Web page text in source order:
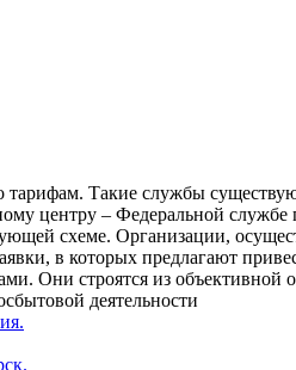
Такие службы
центру – Федеральной службе
схеме. Организации,
в которых предлагают
Они строятся из
деятельности